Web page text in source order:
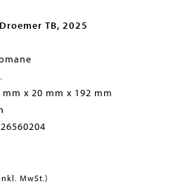
TB, 2025
mm x 20 mm x 192 mm
MwSt.)